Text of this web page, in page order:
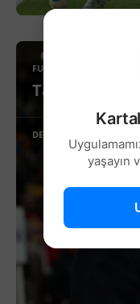
FUTBOL
Tabela
DEVAMINI OKU
yaşayın